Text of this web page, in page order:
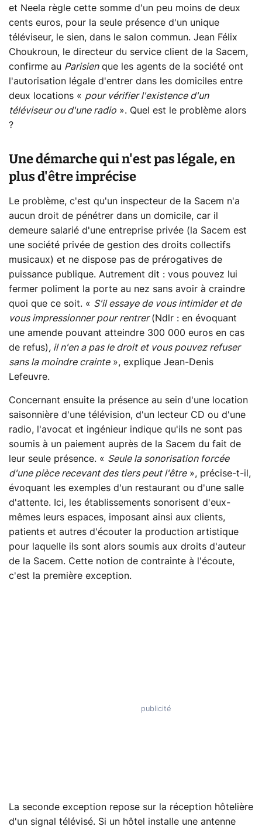
et Neela règle cette somme d'un peu moins de deux
cents euros, pour la seule présence d'un unique
téléviseur, le sien, dans le salon commun. Jean Félix
Choukroun, le directeur du service client de la Sacem,
confirme au Parisienque les agents de la société ont
l'autorisation légale d'entrer dans les domiciles entre
deux locations « pour vérifier l'existence d'un
téléviseur ou d'une radio ». Quel est le problème alors
?
Une démarche qui n'est pas légale, en
plus d'être imprécise
Le problème, c'est qu'un inspecteur de la Sacem n'a
aucun droit de pénétrer dans un domicile, car il
demeure salarié d'une entreprise privée (la Sacem est
une société privée de gestion des droits collectifs
musicaux) et ne dispose pas de prérogatives de
puissance publique. Autrement dit : vous pouvez lui
fermer poliment la porte au nez sans avoir à craindre
quoi que ce soit. « S'il essaye de vous intimider et de
vous impressionner pour rentrer(Ndlr : en évoquant
une amende pouvant atteindre 300 000 euros en cas
de refus) , il n'en a pas le droit et vous pouvez refuser
sans la moindre crainte», explique Jean-Denis
Lefeuvre.
Concernant ensuite la présence au sein d'une location
saisonnière d'une télévision, d'un lecteur CD ou d'une
radio, l'avocat et ingénieur indique qu'ils ne sont pas
soumis à un paiement auprès de la Sacem du fait de
leur seule présence. « Seule la sonorisation forcée
d'une pièce recevant des tiers peut l'être», précise-t-il,
évoquant les exemples d'un restaurant ou d'une salle
d'attente. Ici, les établissements sonorisent d'eux-
mêmes leurs espaces, imposant ainsi aux clients,
patients et autres d'écouter la production artistique
pour laquelle ils sont alors soumis aux droits d'auteur
de la Sacem. Cette notion de contrainte à l'écoute,
c'est la première exception.
La seconde exception repose sur la réception hôtelière
d'un signal télévisé. Si un hôtel installe une antenne